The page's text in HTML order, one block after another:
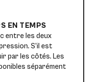
EN TEMPS
entre les deux
S’il est
par les côtés. Les
séparément